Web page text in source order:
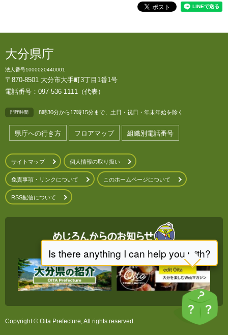
大分県庁
法人番号1000020440001
〒870-8501 大分市大手町3丁目1番1号
電話番号：097-536-1111（代表）
開庁時間 8時30分から17時15分まで、土日・祝日・年末年始を除く
県庁への行き方 フロアマップ 組織別電話番号
サイトマップ 個人情報の取り扱い
免責事項・リンクについて このホームページについて
RSS配信について
Copyright © Oita Prefecture, All rights reserved.